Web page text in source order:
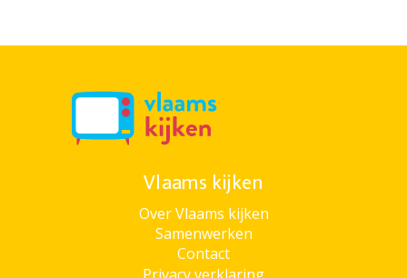
Vlaams kijken
Over Vlaams kijken
Samenwerken
Contact